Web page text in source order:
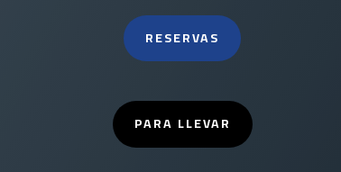
RESERVAS
PARA LLEVAR